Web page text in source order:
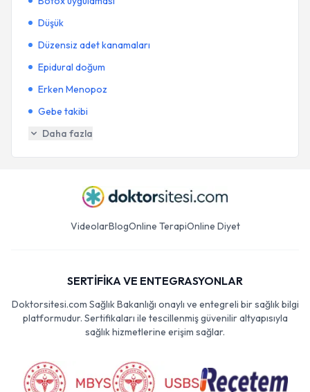
Düşük
Düzensiz adet kanamaları
Epidural doğum
Erken Menopoz
Gebe takibi
Daha fazla
VideolarBlogOnline TerapiOnline Diyet
SERTİFİKA VE ENTEGRASYONLAR
Doktorsitesi.com Sağlık Bakanlığı onaylı ve entegreli bir sağlık bilgi
platformudur. Sertifikaları ile tescillenmiş güvenilir altyapısıyla
sağlık hizmetlerine erişim sağlar.